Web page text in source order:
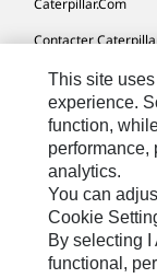
Caterpillar.com
Contacter
Mes Préférences
Plan Du Site
Cookie Settings
Mentions Légales
Confidentialité
This site
experience.
function,
performance,
analytics.
You can
Cookie
By selecting I
functional,